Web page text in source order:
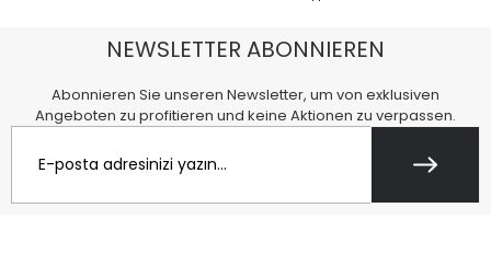
NEWSLETTER ABONNIEREN
Abonnieren Sie unseren Newsletter, um von exklusiven
Angeboten zu profitieren und keine Aktionen zu verpassen.